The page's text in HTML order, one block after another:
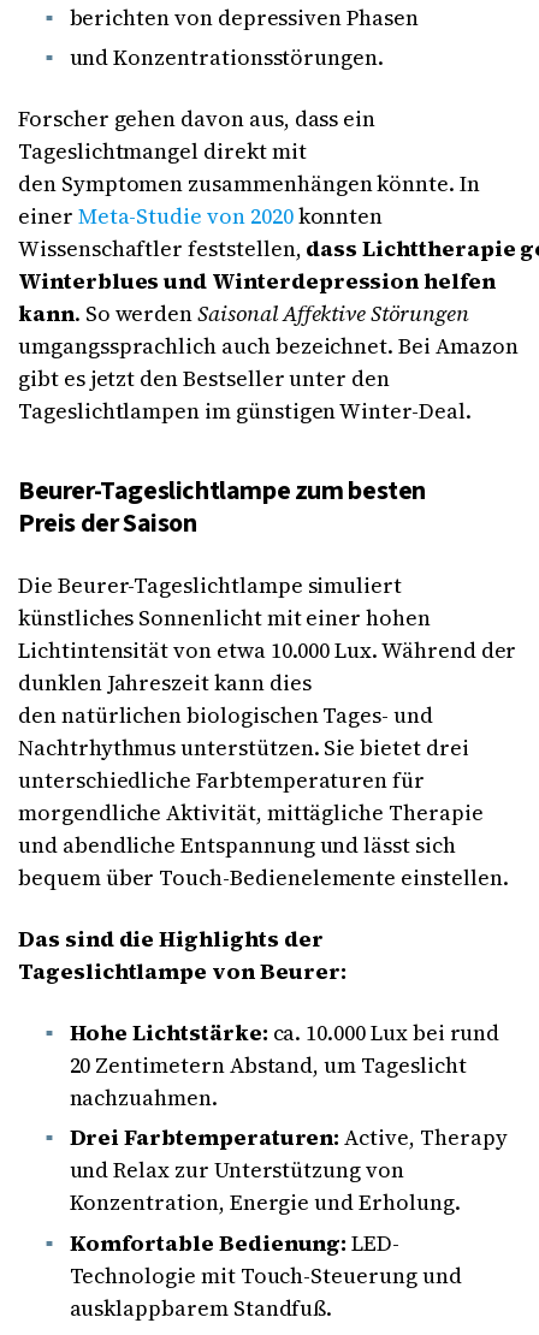
berichten von depressiven Phasen
und Konzentrationsstörungen.
Forscher gehen davon aus, dass ein
Tageslichtmangel direkt mit
den Symptomen zusammenhängen könnte. In
einer Meta-Studie von 2020konnten
Wissenschaftler feststellen, dass Lichttherapie
Winterblues und Winterdepression helfen
kann. So werdenSaisonal Affektive Störungen
umgangssprachlich auch bezeichnet. Bei Amazon
gibt es jetzt den Bestseller unter den
Tageslichtlampen im günstigen Winter-Deal.
Beurer-Tageslichtlampe zum besten
Preis der Saison
Die Beurer-Tageslichtlampe simuliert
künstliches Sonnenlicht mit einer hohen
Lichtintensität von etwa 10.000 Lux. Während der
dunklen Jahreszeit kann dies
den natürlichen biologischen Tages- und
Nachtrhythmus unterstützen. Sie bietet drei
unterschiedliche Farbtemperaturen für
morgendliche Aktivität, mittägliche Therapie
und abendliche Entspannung und lässt sich
bequem über Touch-Bedienelemente einstellen.
Das sind die Highlights der
Tageslichtlampe von Beurer:
Hohe Lichtstärke: ca. 10.000 Lux bei rund
20 Zentimetern Abstand, um Tageslicht
nachzuahmen.
Drei Farbtemperaturen: Active, Therapy
und Relax zur Unterstützung von
Konzentration, Energie und Erholung.
Komfortable Bedienung: LED-
Technologie mit Touch-Steuerung und
ausklappbarem Standfuß.